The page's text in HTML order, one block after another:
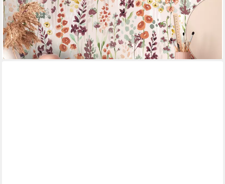
-50%
lieferbar - in 3-4 Werktagen bei dir